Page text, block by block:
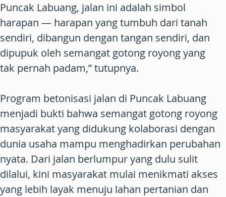
Puncak Labuang, jalan ini adalah simbol
harapan — harapan yang tumbuh dari tanah
sendiri, dibangun dengan tangan sendiri, dan
dipupuk oleh semangat gotong royong yang
tak pernah padam,” tutupnya.
Program betonisasi jalan di Puncak Labuang
menjadi bukti bahwa semangat gotong royong
masyarakat yang didukung kolaborasi dengan
dunia usaha mampu menghadirkan perubahan
nyata. Dari jalan berlumpur yang dulu sulit
dilalui, kini masyarakat mulai menikmati akses
yang lebih layak menuju lahan pertanian dan